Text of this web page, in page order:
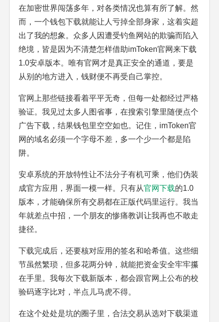
在加密世界闯荡多年，对各类情况也算有所了解。然
而，一个钱包下载就能让人亏掉全部身家，这着实超
出了我的想象。众多人因遭受钓鱼网站的欺骗而陷入
绝境，皆是因为不清楚怎样借助imToken官网来下载
1.0安卓版本。唯有官网才是真正安全的通道，要是
从别的地方进入，钱财便不再受自己掌控。
官网上那些链接看着平平无奇，但每一处都经过严格
验证。我见过太多人图省事，在搜索引擎里随便点个
广告下载，结果钱包里空空如也。记住，imToken官
网的域名必须一个字母不差，多一个少一个都是陷
阱。
安卓系统的开放特性让不法分子有机可乘，他们伪装
成官方应用，界面一模一样。只有从官网下载的1.0
版本，才能确保所有交易都在正版代码里运行。我当
年就差点中招，一个朋友的惨痛教训让我再也不敢走
捷径。
下载完成后，还要核对应用的签名和哈希值。这些细
节虽然繁琐，但多花两分钟，就能把资金安全牢牢攥
在手里。我每次下载新版本，都会跟官网上公布的校
验码逐字比对，半点儿马虎不得。
在这个处处是坑的圈子里，合法交易从选对下载渠道